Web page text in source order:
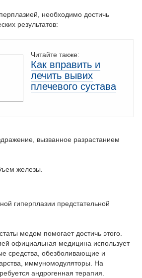
необходимо достичь
результатов:
Читайте также:
Как вправить и
лечить вывих
плечевого сустава
вызванное разрастанием
железы.
медом помогает достичь этого.
официальная медицина использует
средства, обезболивающие и
иммуномодуляторы. На
андрогенная терапия.